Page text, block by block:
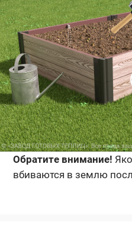
Обратите внимание!
вбиваются в землю